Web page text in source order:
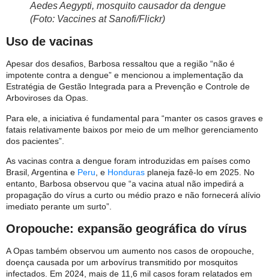
Aedes Aegypti, mosquito causador da dengue
(Foto: Vaccines at Sanofi/Flickr)
Uso de vacinas
Apesar dos desafios, Barbosa ressaltou que a região “não é
impotente contra a dengue” e mencionou a implementação da
Estratégia de Gestão Integrada para a Prevenção e Controle de
Arboviroses da Opas.
Para ele, a iniciativa é fundamental para “manter os casos graves e
fatais relativamente baixos por meio de um melhor gerenciamento
dos pacientes”.
As vacinas contra a dengue foram introduzidas em países como
Brasil, Argentina e Peru , e Honduras planeja fazê-lo em 2025. No
entanto, Barbosa observou que “a vacina atual não impedirá a
propagação do vírus a curto ou médio prazo e não fornecerá alívio
imediato perante um surto”.
Oropouche: expansão geográfica do vírus
A Opas também observou um aumento nos casos de oropouche,
doença causada por um arbovírus transmitido por mosquitos
infectados. Em 2024, mais de 11,6 mil casos foram relatados em